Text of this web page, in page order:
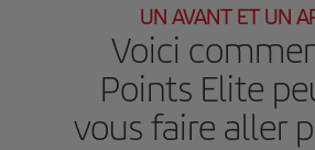
UN AVANT ET UN
Voici
Points Elite
vous faire aller